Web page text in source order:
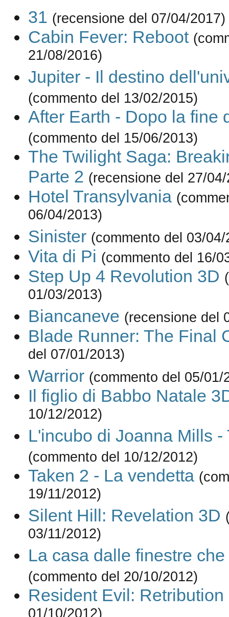
31 (recensione del 07/04/2017)
Cabin Fever: Reboot
21/08/2016)
Jupiter - Il destino
(commento del 13/02/2015)
After Earth - Dopo la fine
(commento del 15/06/2013)
The Twilight Saga:
Parte 2 (recensione del 27/
Hotel Transylvania
06/04/2013)
Sinister (commento del 03/04/
Vita di Pi (commento del 16/
Step Up 4 Revolution 3D
01/03/2013)
Biancaneve (recensione del
Blade Runner: The Final
del 07/01/2013)
Warrior (commento del 05/01/
Il figlio di Babbo Natale
10/12/2012)
L'incubo di Joanna Mills -
(commento del 10/12/2012)
Taken 2 - La vendetta
19/11/2012)
Silent Hill: Revelation 3D
03/11/2012)
La casa dalle finestre
(commento del 20/10/2012)
Resident Evil: Retribution